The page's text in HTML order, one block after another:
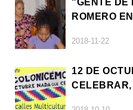
ROMERO
2018-11-22
12 DE
CELEBRAR,